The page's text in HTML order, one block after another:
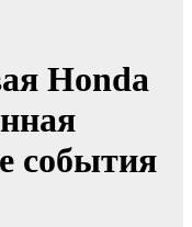
Honda
события